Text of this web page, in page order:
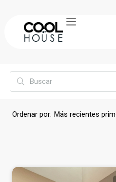
Ordenar por: Más recientes